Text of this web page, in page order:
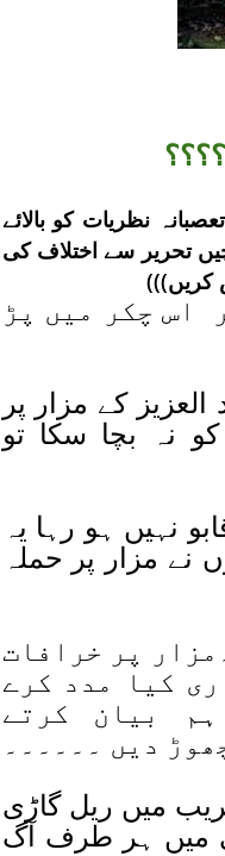
نظریات کو بالائے
تحریر سے اختلاف کی
کریں)))
اس چکر میں پڑ
کے مزار پر
نہ بچا سکا تو
نہیں ہو رہا یہ
نے مزار پر حملہ
پر خرافات
کیا مدد کرے
بیان کرتے
دیں ۔۔۔۔۔۔
میں ریل گاڑی
میں ہر طرف آگ